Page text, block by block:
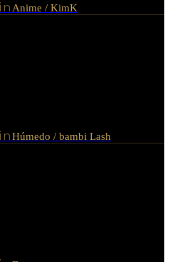
Anime / KimK
Húmedo / bambi Lash